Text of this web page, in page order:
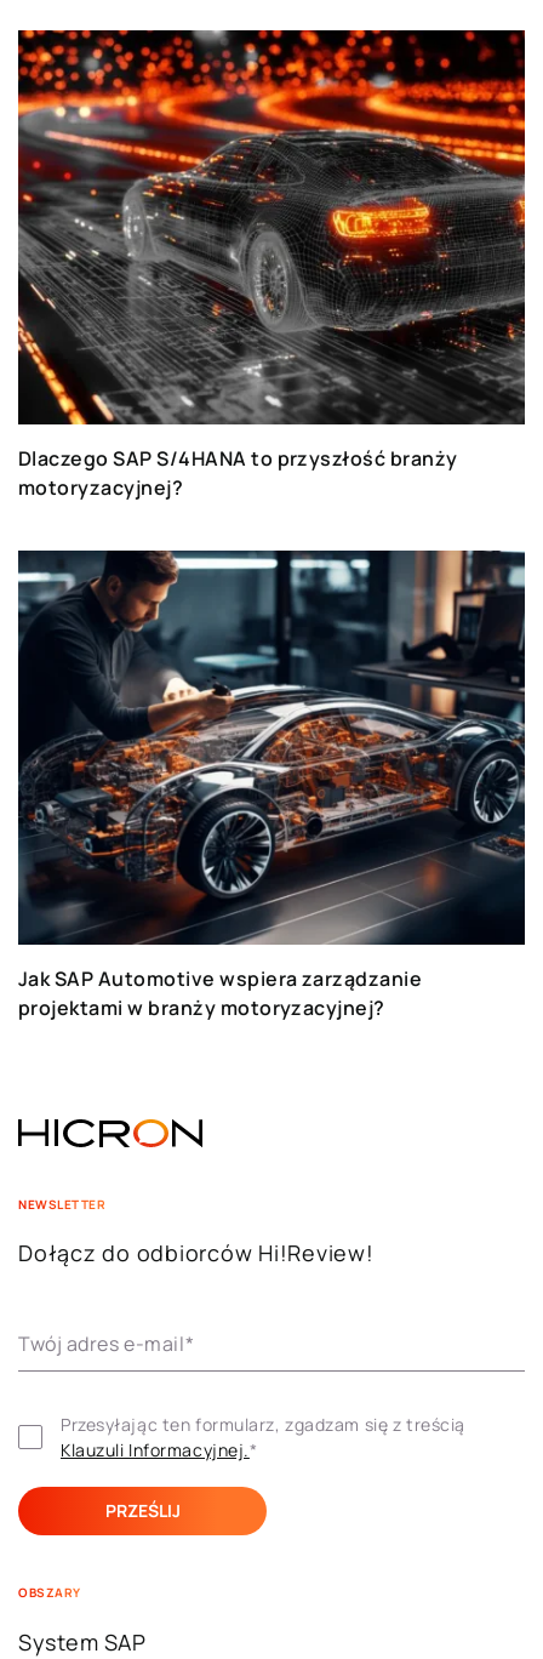
Dlaczego SAP S/4HANA to przyszłość branży
motoryzacyjnej?
Jak SAP Automotive wspiera zarządzanie
projektami w branży motoryzacyjnej?
NEWSLETTER
Dołącz do odbiorców Hi!Review!
Twój adres e-mail*
Klauzuli ​​Informacyjnej.*
OBSZARY
System SAP